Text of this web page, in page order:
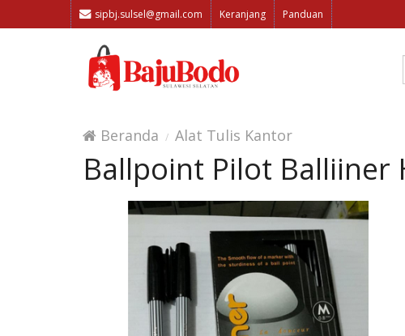
sipbj.sulsel@gmail.com Keranjang Panduan
Beranda Alat Tulis Kantor
Ballpoint Pilot Balliiner